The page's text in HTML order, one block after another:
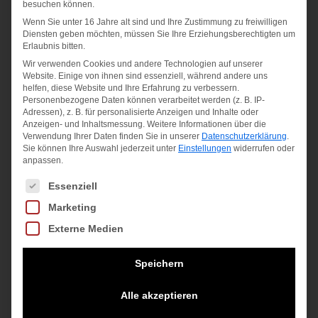
Angebot!
besuchen können.
Wenn Sie unter 16 Jahre alt sind und Ihre Zustimmung zu freiwilligen
Diensten geben möchten, müssen Sie Ihre Erziehungsberechtigten um
Erlaubnis bitten.
Wir verwenden Cookies und andere Technologien auf unserer
Website. Einige von ihnen sind essenziell, während andere uns
helfen, diese Website und Ihre Erfahrung zu verbessern.
Personenbezogene Daten können verarbeitet werden (z. B. IP-
Adressen), z. B. für personalisierte Anzeigen und Inhalte oder
Anzeigen- und Inhaltsmessung. Weitere Informationen über die
Verwendung Ihrer Daten finden Sie in unserer Datenschutzerklärung.
Sie können Ihre Auswahl jederzeit unter Einstellungen widerrufen oder
anpassen.
Es folgt eine Liste der Service-Gruppen, für die eine
Essenziell
Marketing
Externe Medien
Speichern
Alle akzeptieren